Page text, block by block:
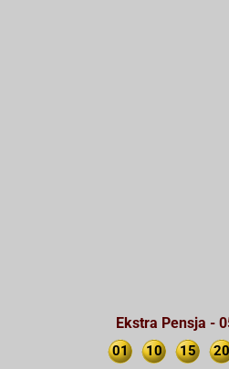
Ekstra Pensja -
01 10 15 20